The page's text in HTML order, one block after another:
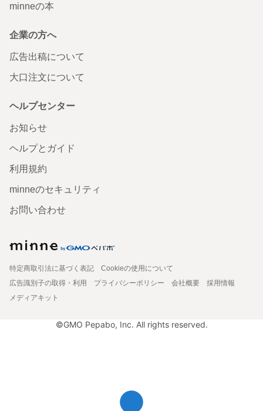
minneの本
企業の方へ
広告出稿について
大口注文について
ヘルプセンター
お知らせ
ヘルプとガイド
利用規約
minneのセキュリティ
お問い合わせ
特定商取引法に基づく表記
Cookieの使用について
広告識別子の取得・利用
プライバシーポリシー 会社概要
採用情報
メディアキット
©GMO Pepabo, Inc. All rights reserved.